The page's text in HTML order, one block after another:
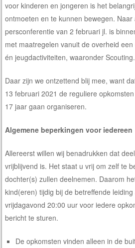
voor kinderen en jongeren is het
ontmoeten en te kunnen bewegen.
persconferentie van 2 februari jl. is
met maatregelen vanuit de overheid
én jeugdactiviteiten, waaronder Scouting.
Daar zijn we ontzettend blij mee, want
13 februari 2021 de reguliere
17 jaar gaan organiseren.
Algemene beperkingen voor iedereen
Allereerst willen wij benadrukken dat
vrijblijvend is. Het staat u vrij om zelf te
dochter(s) zullen deelnemen. Daarom
kind(eren) tijdig bij de betreffende
vrijdagavond 20:00 uur voor iedere
bericht te sturen.
De opkomsten vinden alleen in de